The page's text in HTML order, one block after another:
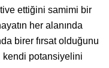
ettiğini samimi bir
her alanında
birer fırsat olduğunu
potansiyelini